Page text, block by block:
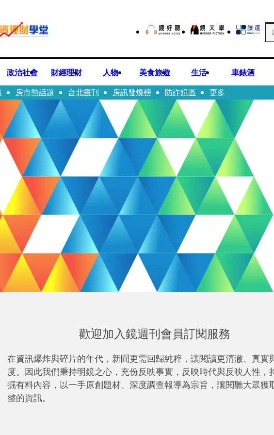
政治社會 財經理財 人物 美食旅遊 生活 車錶酒
房市熱話題 台北畫刊 房訊發燒榜 防詐鏡區 更多
歡迎加入鏡週刊會員訂閱服務
在資訊爆炸與碎片的年代，新聞更需回歸純粹，讓閱讀更清澈、真實
度。因此我們秉持明鏡之心，充份反映事實，反映時代與反映人性，
掘有料內容，以一手原創題材、深度調查報導為宗旨，讓閱聽大眾獲
整的資訊。